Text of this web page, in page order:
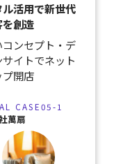
ル活用で新世代
創造
コンセプト・デ
イトでネット
開店
CASE05-1
萬扇